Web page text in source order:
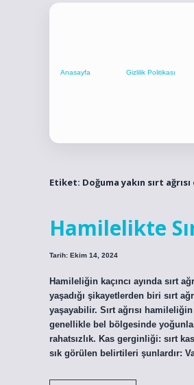
Anasayfa Gizlilik Politikası
Etiket: Doğuma yakın sırt
Hamilelikte
Tarih: Ekim 14, 2024
Hamileliğin kaçıncı ayında sırt
yaşadığı şikayetlerden biri sırt
yaşayabilir. Sırt ağrısı
genellikle bel bölgesinde
rahatsızlık. Kas gerginliği: sırt
sık görülen belirtileri şunlardır: